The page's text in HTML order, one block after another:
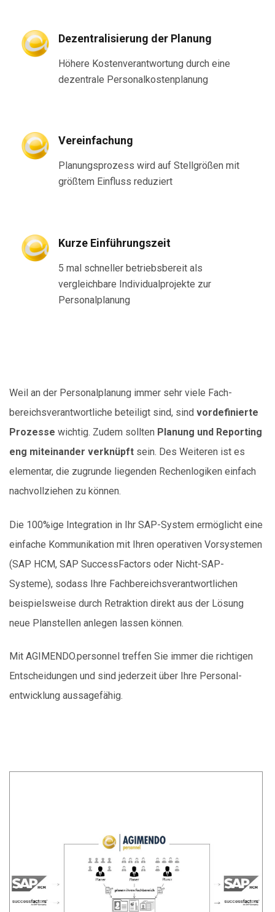
Dezentralisierung der Planung
Höhere Kostenverantwortung durch eine
dezentrale Personalkostenplanung
Vereinfachung
Planungsprozess wird auf Stellgrößen mit
größtem Einfluss reduziert
Kurze Einführungszeit
5 mal schneller betriebsbereit als
vergleichbare Individualprojekte zur
Personalplanung
Weil an der Personal­­­­planung immer sehr viele Fach­
bereichs­verant­wortliche beteiligt sind, sind vordefinierte
Prozesse wichtig. Zudem sollten Planung und Reporting
eng miteinander verknüpft sein. Des Weiteren ist es
elementar, die zugrunde liegenden Rechenlogiken einfach
nachvollziehen zu können.
Die 100%ige Integration in Ihr SAP-System ermöglicht eine
einfache Kommunikation mit Ihren operativen Vorsystemen
(SAP HCM, SAP SuccessFactors oder Nicht-SAP-
Systeme), sodass Ihre Fachbereichs­verantwor­tlichen
beispielsweise durch Retraktion direkt aus der Lösung
neue Planstellen anlegen lassen können.
Mit AGIMENDO.personnel treffen Sie immer die richtigen
Entscheidungen und sind jederzeit über Ihre Personal­
entwicklung aussagefähig.